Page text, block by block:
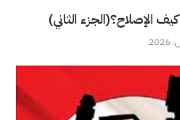
الإصلاح؟(الجزء الثاني)